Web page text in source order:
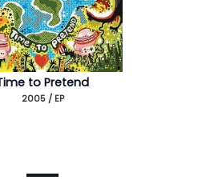
to Pretend
2005 / EP